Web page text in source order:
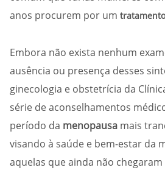
anos procurem por um
Embora não exista nenhum
ausência ou presença desses
ginecologia e obstetrícia da
série de aconselhamentos
período da menopausa mais
visando à saúde e bem-estar da
aquelas que ainda não